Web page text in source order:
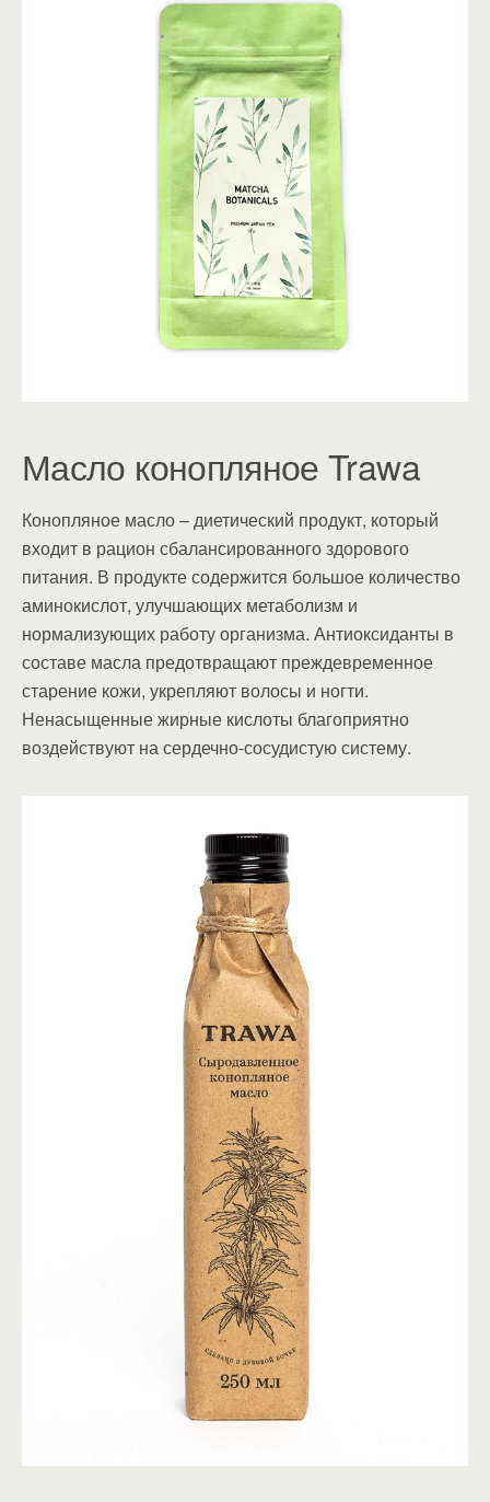
Масло конопляное Trawa
Конопляное масло – диетический продукт, который
входит в рацион сбалансированного здорового
питания. В продукте содержится большое количество
аминокислот, улучшающих метаболизм и
нормализующих работу организма. Антиоксиданты в
составе масла предотвращают преждевременное
старение кожи, укрепляют волосы и ногти.
Ненасыщенные жирные кислоты благоприятно
воздействуют на сердечно-сосудистую систему.